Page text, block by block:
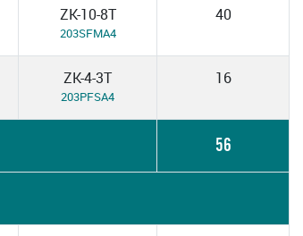
ZK-10-8T
203SFMA4
40
ZK-4-3T
203PFSA4
16
56